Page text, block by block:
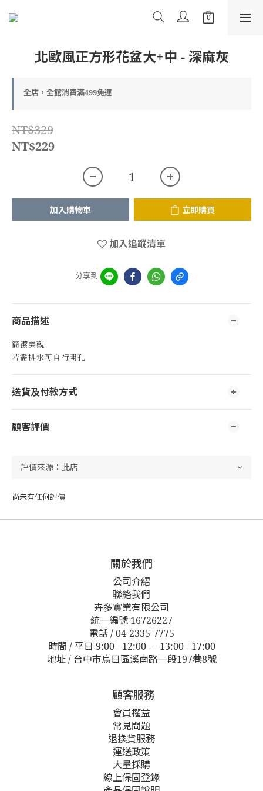
北歐風正方形花盆大+中 - 深麻灰
全店，全館消費滿499免運
NT$329
NT$229
加入購物車 立即購買
加入追蹤清單
分享到
商品描述
簡潔美觀
若需排水可自行開孔
送貨及付款方式
顧客評價
尚未有任何評價
關於我們
公司介紹
聯絡我們
卉多實業有限公司
統一編號 16726227
電話 / 04-2335-7775
時間 / 平日 9:00 - 12:00 --- 13:00 - 17:00
地址 / 台中市烏日區溪南路一段197巷8號
顧客服務
會員權益
常見問題
退換貨服務
運送政策
大量採購
線上保固登錄